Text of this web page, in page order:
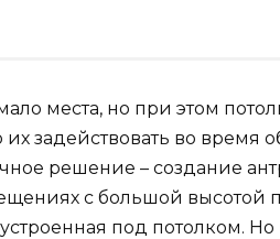
места, но при этом
задействовать во время
решение – создание
с большой высотой
под потолком.